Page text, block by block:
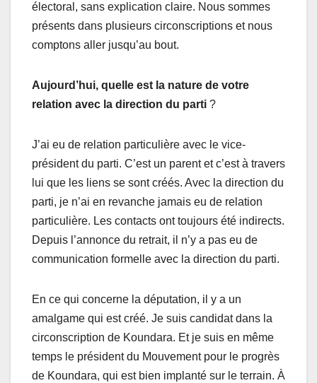
électoral, sans explication claire. Nous sommes
présents dans plusieurs circonscriptions et nous
comptons aller jusqu’au bout.
Aujourd’hui, quelle est la nature de votre
relation avec la direction du parti ?
J’ai eu de relation particulière avec le vice-
président du parti. C’est un parent et c’est à travers
lui que les liens se sont créés. Avec la direction du
parti, je n’ai en revanche jamais eu de relation
particulière. Les contacts ont toujours été indirects.
Depuis l’annonce du retrait, il n’y a pas eu de
communication formelle avec la direction du parti.
En ce qui concerne la députation, il y a un
amalgame qui est créé. Je suis candidat dans la
circonscription de Koundara. Et je suis en même
temps le président du Mouvement pour le progrès
de Koundara, qui est bien implanté sur le terrain. À